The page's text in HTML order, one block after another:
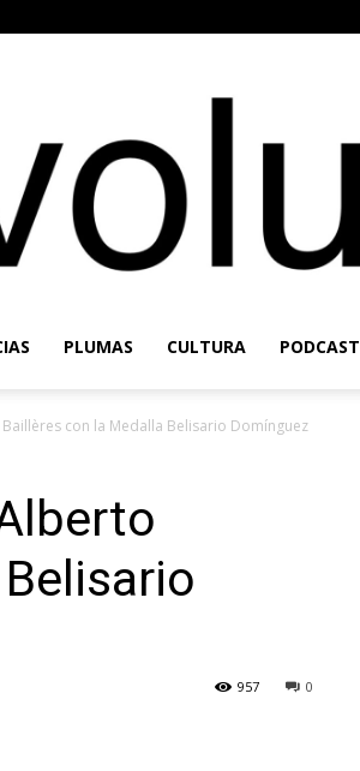
Evolución
PLUMAS CULTURA PODCAST
con la Medalla Belisario Domínguez
0
957